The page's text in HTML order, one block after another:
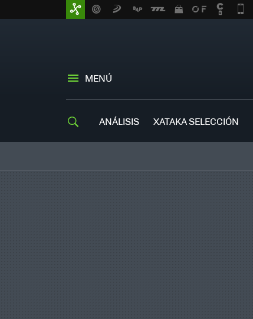
MENÚ
ANÁLISIS XATAKA SELECCIÓN